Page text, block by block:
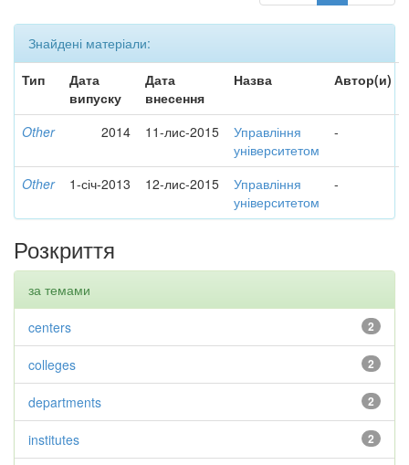
Знайдені матеріали:
Тип
Дата
випуску
Дата
внесення
Назва Автор(и)
Other 2014 11-лис-2015
Управління
університетом
-
Other 1-січ-2013 12-лис-2015
Управління
університетом
-
Розкриття
за темами
2
centers
2
colleges
2
departments
2
institutes